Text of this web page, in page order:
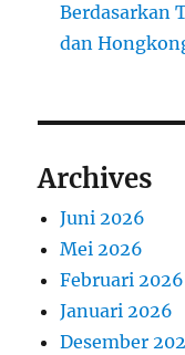
Berdasarkan
dan
Archives
Juni 2026
Mei 2026
Februari 2026
Januari 2026
Desember